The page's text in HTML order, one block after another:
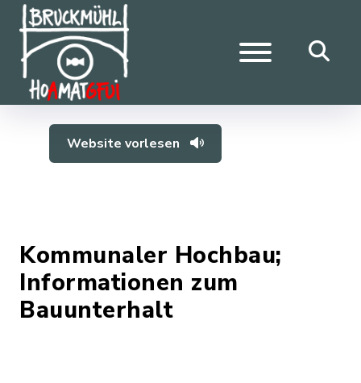
Website vorlesen
Kommunaler Hochbau;
Informationen zum
Bauunterhalt